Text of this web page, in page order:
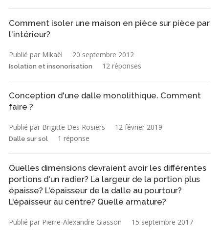
Comment isoler une maison en pièce sur pièce par
l'intérieur?
Publié par Mikaël 20 septembre 2012
Isolation et insonorisation 12 réponses
Conception d'une dalle monolithique. Comment
faire ?
Publié par Brigitte Des Rosiers 12 février 2019
Dalle sur sol 1 réponse
Quelles dimensions devraient avoir les différentes
portions d'un radier? La largeur de la portion plus
épaisse? L'épaisseur de la dalle au pourtour?
L'épaisseur au centre? Quelle armature?
Publié par Pierre-Alexandre Giasson 15 septembre 2017